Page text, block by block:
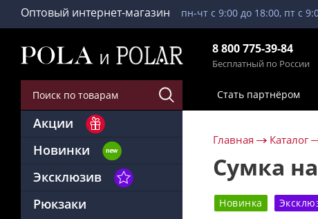
Оптовый интернет-магазин пн-чт с 9:00 до 18:00, пт с
8 800 775-39-84
Бесплатный по России
Стать партнёром
Акции
Новинки
Эксклюзив
Рюкзаки
Главная Каталог
Сумка
Новинка